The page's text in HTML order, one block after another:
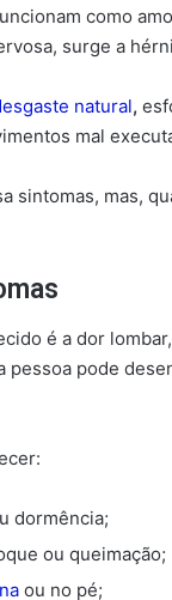
como
surge a
natural,
mal
sintomas, mas,
é a dor
pessoa pode
dormência;
ou queimação;
ou no pé;